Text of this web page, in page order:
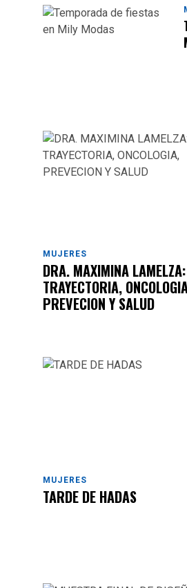
MUJERES
DRA. MAXIMINA LAMELZA:
TRAYECTORIA,
PREVECION Y SALUD
MUJERES
TARDE DE HADAS